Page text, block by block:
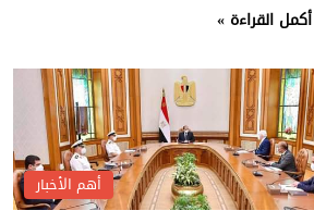
أكمل القراءة »
أهم الأخبار